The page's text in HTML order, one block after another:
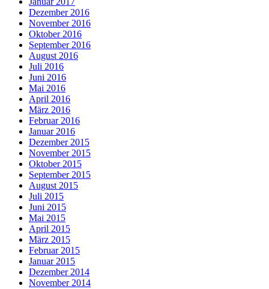
Dezember 2016
November 2016
Oktober 2016
September 2016
August 2016
Juli 2016
Juni 2016
Mai 2016
April 2016
März 2016
Februar 2016
Januar 2016
Dezember 2015
November 2015
Oktober 2015
September 2015
August 2015
Juli 2015
Juni 2015
Mai 2015
April 2015
März 2015
Februar 2015
Januar 2015
Dezember 2014
November 2014